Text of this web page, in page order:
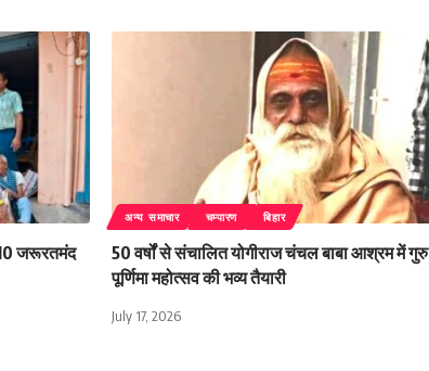
जरूरतमंद
अन्य समाचार चम्पारण बिहार
50 वर्षों से संचालित योगीराज चंचल बाबा आश्रम में गुरु
पूर्णिमा महोत्सव की भव्य तैयारी
July 17, 2026